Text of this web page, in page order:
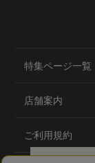
特集ページ一覧
店舗案内
ご利用規約